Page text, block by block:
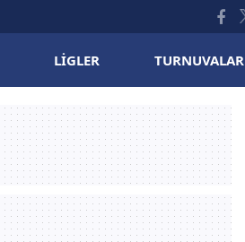
LIGLER TURNUVALAR